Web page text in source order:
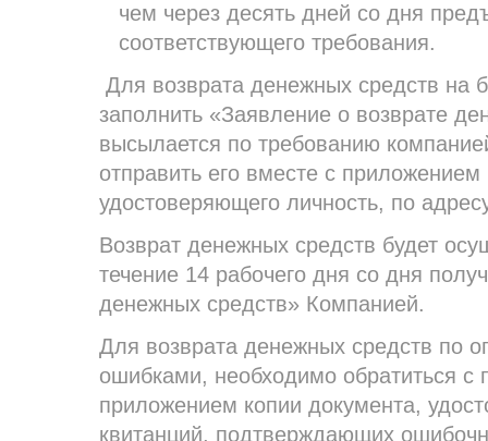
чем через десять дней со дня
соответствующего требования.
Для возврата денежных средств на
заполнить «Заявление о возврате
высылается по требованию
отправить его вместе с
удостоверяющего личность, по
Возврат денежных средств будет
течение 14 рабочего дня со дня
денежных средств» Компанией.
Для возврата денежных средств по
ошибками, необходимо обратиться
приложением копии документа,
квитанций, подтверждающих